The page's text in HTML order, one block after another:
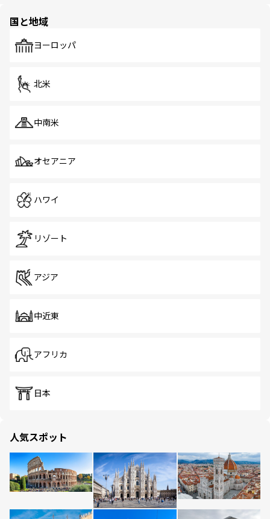
で、ホーカーズは地元の風情を楽しめる外せないスポット
国と地域
ヨーロッパ
北米
中南米
オセアニア
ハワイ
リゾート
アジア
中近東
アフリカ
日本
人気スポット